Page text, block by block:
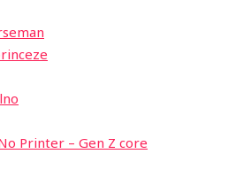
Printer – Gen Z core